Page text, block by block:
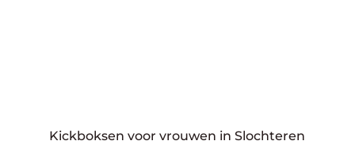
Kickboksen voor vrouwen in Slochteren